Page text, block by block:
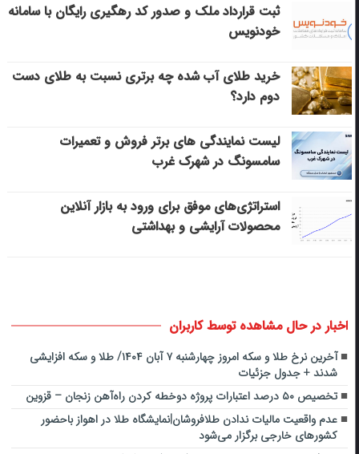
ثبت قرارداد ملک و صدور کد رهگیری رایگان با سامانه
خودنویس
خرید طلای آب شده چه برتری نسبت به طلای دست
دوم دارد؟
لیست نمایندگی های برتر فروش و تعمیرات
سامسونگ در شهرک غرب
استراتژی‌های موفق برای ورود به بازار آنلاین
محصولات آرایشی و بهداشتی
اخبار در حال مشاهده توسط کاربران
آخرین نرخ طلا و سکه امروز چهارشنبه ۷ آبان ۱۴۰۴/ طلا و سکه افزایشی
شدند + جدول جزئیات
تخصیص ۵۰ درصد اعتبارات پروژه دوخطه کردن راه‌آهن زنجان – قزوین
عدم واقعیت مالیات ندادن طلافروشان|نمایشگاه طلا در اهواز باحضور
کشورهای خارجی برگزار می‌شود